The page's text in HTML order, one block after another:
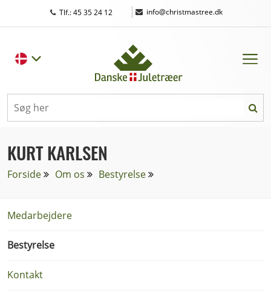
Tlf.: 45 35 24 12 | info@christmastree.dk
KURT KARLSEN
Forside Om os Bestyrelse
Medarbejdere
Bestyrelse
Kontakt